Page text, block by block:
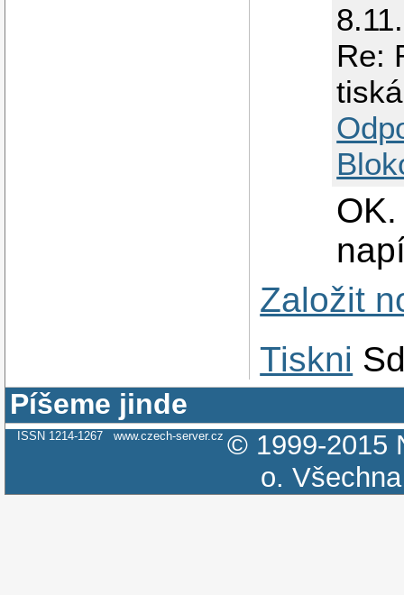
Re:
Založit
Tiskni
Píšeme jinde
ISSN 1214-1267 www.czech-server.cz © 1999-2015
o.